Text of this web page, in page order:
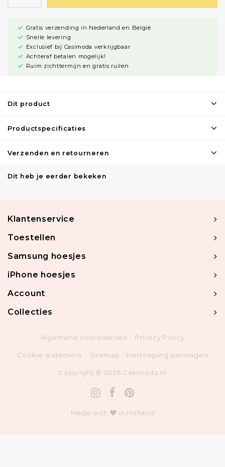
Gratis verzending in Nederland en België
Snelle levering
Exclusief bij Casimoda verkrijgbaar
Achteraf betalen mogelijk!
Ruim zichttermijn en gratis ruilen
Dit product
Productspecificaties
Verzenden en retourneren
Dit heb je eerder bekeken
Klantenservice
Toestellen
Samsung hoesjes
iPhone hoesjes
Account
Collecties
Algemene voorwaarden Privacy Policy
Cookie statement Sitemap Herroeping aanvragen
Copyright © 2026 Casimoda.nl
Made with in Holland